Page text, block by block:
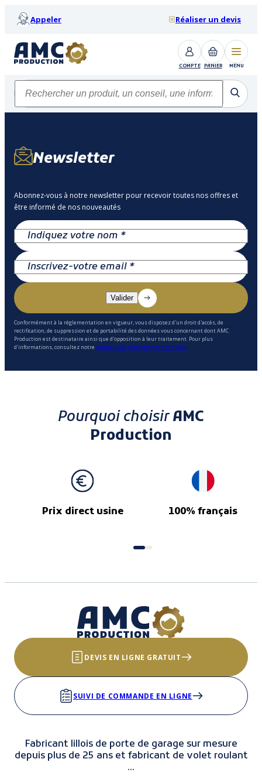
Appeler Réaliser un devis
COMPTE PANIER MENU
Newsletter
Abonnez-vous à notre newsletter pour recevoir toutes nos offres et
être informé de nos nouveautés
Conformément à la réglementation en vigueur, vous disposez d'un droit d'accès, de
rectification, de suppression et de portabilité des données vous concernant dont AMC
Production est destinataire ainsi que d'opposition à leur traitement. Pour plus
d'informations, consultez notre politique de protection des données.
Pourquoi choisirAMC
Production
Prix direct usine 100% français
DEVIS EN LIGNE GRATUIT
SUIVI DE COMMANDE EN LIGNE
Fabricant lillois de porte de garage sur mesure
depuis plus de 25 ans et fabricant de volet roulant
...